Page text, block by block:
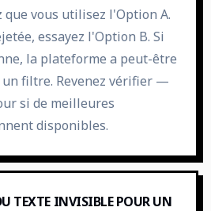
que vous utilisez l'Option A.
essayez l'Option B. Si
la plateforme a peut-être
filtre. Revenez vérifier —
si de meilleures
disponibles.
TEXTE INVISIBLE POUR UN